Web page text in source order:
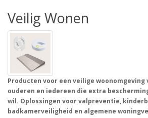
Veilig Wonen
Producten voor een veilige woonomgeving
ouderen en iedereen die extra
wil. Oplossingen voor valpreventie,
badkamerveiligheid en algemene